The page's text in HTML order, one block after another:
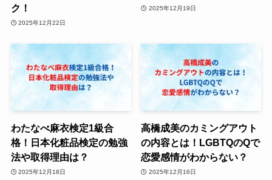
ク！
2025年12月22日
2025年12月19日
わたなべ麻衣検定1級合
格！日本化粧品検定の勉強
法や取得理由は？
2025年12月18日
高橋成美のカミングアウト
の内容とは！LGBTQのQで
恋愛感情がわからない？
2025年12月16日